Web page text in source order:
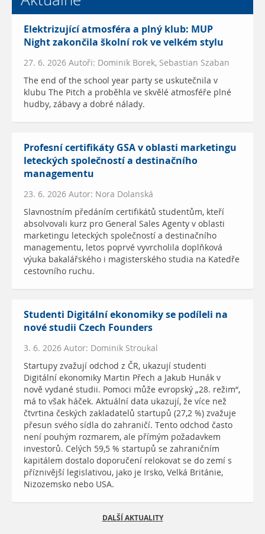
Elektrizující atmosféra a plný klub: MUP
Night zakončila školní rok ve velkém stylu
27. 6. 2026 Autoři: Dominik Borek, Sebastian Szaban
The end of the school year party se uskutečnila v
klubu The Pitch a proběhla ve skvělé atmosféře plné
hudby, zábavy a dobré nálady.
Profesní certifikáty GSA v oblasti marketingu
leteckých společností a destinačního
managementu
23. 6. 2026 Autor: Nora Dolanská
Slavnostním předáním certifikátů studentům, kteří
absolvovali kurz pro General Sales Agenty v oblasti
marketingu leteckých společností a destinačního
managementu, letos poprvé vyvrcholila doplňková
výuka bakalářského i magisterského studia na Katedře
cestovního ruchu.
Studenti Digitální ekonomiky se podíleli na
nové studii Czech Founders
3. 6. 2026 Autor: Dominik Stroukal
Startupy zvažují odchod z ČR, ukazují studenti
Digitální ekonomiky Martin Přech a Jakub Hunák v
nově vydané studii. Pomoci může evropský „28. režim“,
má to však háček. Aktuální data ukazují, že více než
čtvrtina českých zakladatelů startupů (27,2 %) zvažuje
přesun svého sídla do zahraničí. Tento odchod často
není pouhým rozmarem, ale přímým požadavkem
investorů. Celých 59,5 % startupů se zahraničním
kapitálem dostalo doporučení relokovat se do zemí s
příznivější legislativou, jako je Irsko, Velká Británie,
Nizozemsko nebo USA.
DALŠÍ AKTUALITY